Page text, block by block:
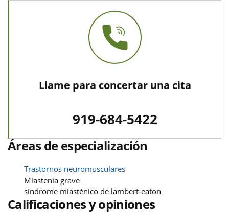
Llame para concertar una cita
919-684-5422
Áreas de especialización
Trastornos neuromusculares
Miastenia grave
síndrome miasténico de lambert-eaton
Calificaciones y opiniones